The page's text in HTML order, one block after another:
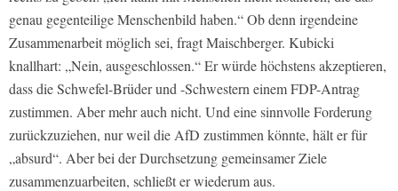
genau gegenteilige Menschenbild haben.“ Ob denn irgendeine
Zusammenarbeit möglich sei, fragt Maischberger. Kubicki
knallhart: „Nein, ausgeschlossen.“ Er würde höchstens akzeptieren,
dass die Schwefel-Brüder und -Schwestern einem FDP-Antrag
zustimmen. Aber mehr auch nicht. Und eine sinnvolle Forderung
zurückzuziehen, nur weil die AfD zustimmen könnte, hält er für
„absurd“. Aber bei der Durchsetzung gemeinsamer Ziele
zusammenzuarbeiten, schließt er wiederum aus.